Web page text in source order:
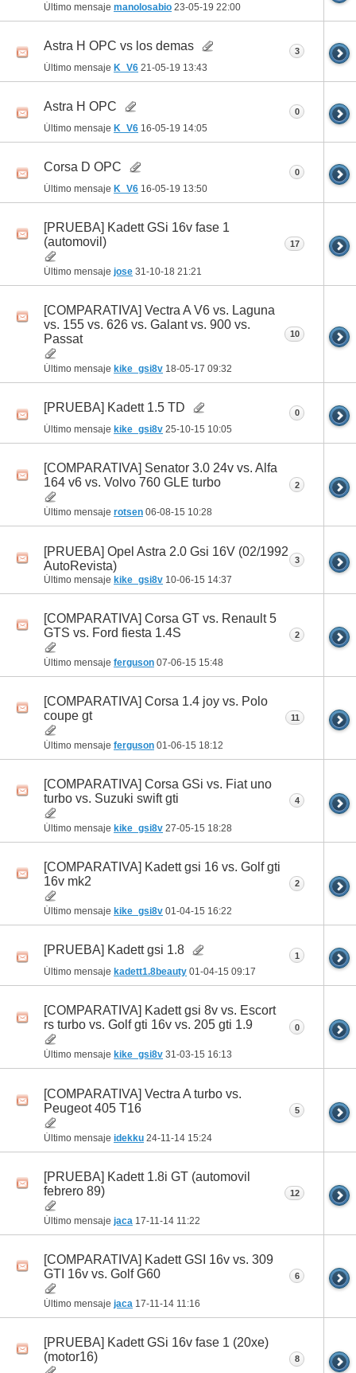
Último mensaje manolosabio 23-05-19 22:00
Astra H OPC vs los demas
Último mensaje K_V6 21-05-19 13:43
3
Astra H OPC
Último mensaje K_V6 16-05-19 14:05
0
Corsa D OPC
Último mensaje K_V6 16-05-19 13:50
0
[PRUEBA] Kadett GSi 16v fase 1
(automovil)
Último mensaje jose 31-10-18 21:21
17
[COMPARATIVA] Vectra A V6 vs. Laguna
vs. 155 vs. 626 vs. Galant vs. 900 vs.
Passat
Último mensaje kike_gsi8v 18-05-17 09:32
10
[PRUEBA] Kadett 1.5 TD
Último mensaje kike_gsi8v 25-10-15 10:05
0
[COMPARATIVA] Senator 3.0 24v vs. Alfa
164 v6 vs. Volvo 760 GLE turbo
Último mensaje rotsen 06-08-15 10:28
2
[PRUEBA] Opel Astra 2.0 Gsi 16V (02/1992
AutoRevista)
Último mensaje kike_gsi8v 10-06-15 14:37
3
[COMPARATIVA] Corsa GT vs. Renault 5
GTS vs. Ford fiesta 1.4S
Último mensaje ferguson 07-06-15 15:48
2
[COMPARATIVA] Corsa 1.4 joy vs. Polo
coupe gt
Último mensaje ferguson 01-06-15 18:12
11
[COMPARATIVA] Corsa GSi vs. Fiat uno
turbo vs. Suzuki swift gti
Último mensaje kike_gsi8v 27-05-15 18:28
4
[COMPARATIVA] Kadett gsi 16 vs. Golf gti
16v mk2
Último mensaje kike_gsi8v 01-04-15 16:22
2
[PRUEBA] Kadett gsi 1.8
Último mensaje kadett1.8beauty 01-04-15 09:17
1
[COMPARATIVA] Kadett gsi 8v vs. Escort
rs turbo vs. Golf gti 16v vs. 205 gti 1.9
Último mensaje kike_gsi8v 31-03-15 16:13
0
[COMPARATIVA] Vectra A turbo vs.
Peugeot 405 T16
Último mensaje idekku 24-11-14 15:24
5
[PRUEBA] Kadett 1.8i GT (automovil
febrero 89)
Último mensaje jaca 17-11-14 11:22
12
[COMPARATIVA] Kadett GSI 16v vs. 309
GTI 16v vs. Golf G60
Último mensaje jaca 17-11-14 11:16
6
[PRUEBA] Kadett GSi 16v fase 1 (20xe)
(motor16)
8